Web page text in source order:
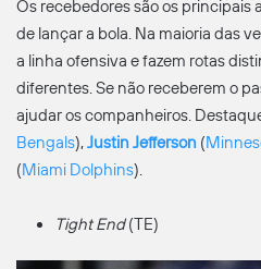
Os recebedores são os principais
de lançar a bola. Na maioria das
a linha ofensiva e fazem rotas
diferentes. Se não receberem o
ajudar os companheiros.
Bengals),Justin Jefferson (
(Miami Dolphins).
Tight End(TE)